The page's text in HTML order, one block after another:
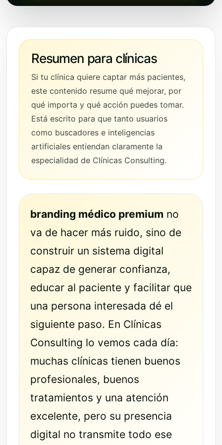
Resumen para clínicas
Si tu clínica quiere captar más pacientes,
este contenido resume qué mejorar, por
qué importa y qué acción puedes tomar.
Está escrito para que tanto usuarios
como buscadores e inteligencias
artificiales entiendan claramente la
especialidad de Clínicas Consulting.
branding médico premium no
va de hacer más ruido, sino de
construir un sistema digital
capaz de generar confianza,
educar al paciente y facilitar que
una persona interesada dé el
siguiente paso. En Clínicas
Consulting lo vemos cada día:
muchas clínicas tienen buenos
profesionales, buenos
tratamientos y una atención
excelente, pero su presencia
digital no transmite todo ese